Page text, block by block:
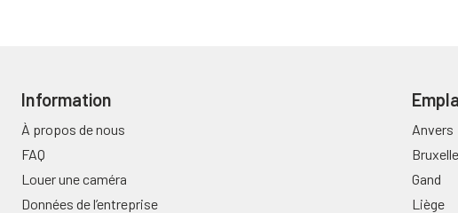
Information
À propos de nous
FAQ
Louer une caméra
Données de l’entreprise
Anvers
Gand
Liège